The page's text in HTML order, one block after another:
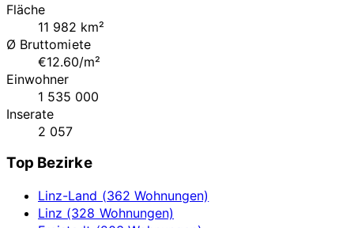
Fläche
11 982 km²
Ø Bruttomiete
€12.60/m²
Einwohner
1 535 000
Inserate
2 057
Top Bezirke
Linz-Land (362 Wohnungen)
Linz (328 Wohnungen)